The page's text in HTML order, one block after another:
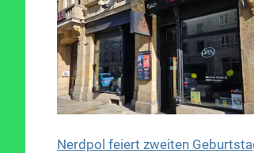
Nerdpol feiert zweiten